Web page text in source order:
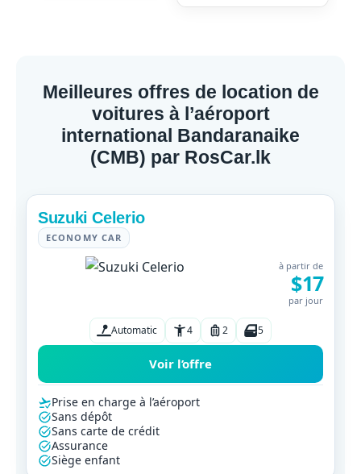
Meilleures offres de location de
voitures à l’aéroport
international Bandaranaike
(CMB) par RosCar.lk
Suzuki Celerio
ECONOMY CAR
à partir de
$17
par jour
Automatic 4 2 5
Voir l’offre
Prise en charge à l’aéroport
Sans dépôt
Sans carte de crédit
Assurance
Siège enfant